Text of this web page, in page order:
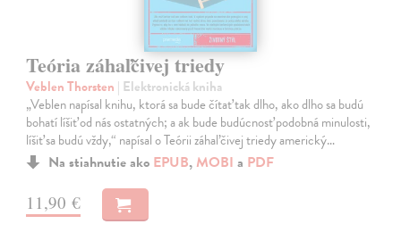
Teória záhaľčivej triedy
Veblen Thorsten | Elektronická kniha
„Veblen napísal knihu, ktorá sa bude čítať tak dlho, ako dlho sa budú
bohatí líšiť od nás ostatných; a ak bude budúcnosť podobná minulosti,
líšiť sa budú vždy,“ napísal o Teórii záhaľčivej triedy americký…
Na stiahnutie ako EPUB, MOBI a PDF
11,90 €